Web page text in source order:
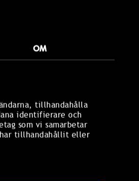
OM
tillhandahålla
identifierare och
som vi samarbetar
har tillhandahållit eller
och omfattar både
som samlats in,
det möjligt att följa